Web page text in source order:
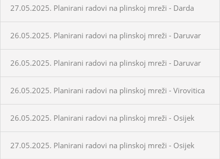
27.05.2025. Planirani radovi na plinskoj mreži - Darda
26.05.2025. Planirani radovi na plinskoj mreži - Daruvar
26.05.2025. Planirani radovi na plinskoj mreži - Daruvar
26.05.2025. Planirani radovi na plinskoj mreži - Virovitica
26.05.2025. Planirani radovi na plinskoj mreži - Osijek
27.05.2025. Planirani radovi na plinskoj mreži - Osijek